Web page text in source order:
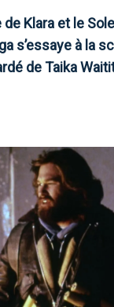
Klara et le
s’essaye à la
de Taika